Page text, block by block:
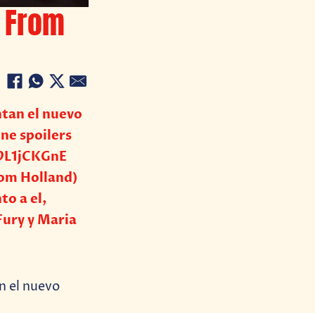
el nuevo
spoilers
Holland)
a el,
y Maria
el nuevo